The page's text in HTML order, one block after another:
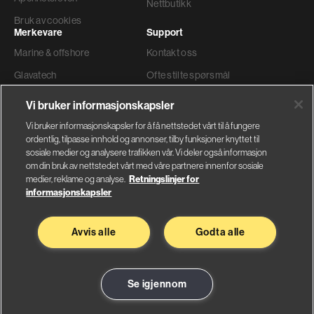
Bruk av cookies
Nettbutikk
Merkevare
Marine & offshore
Glavatech
Weber
Support
Kontakt oss
Ofte stilte spørsmål
Ordre og levering
Faktura adresse
Glava AS
Nybråtveien 2
Saint-Gobain Byggevarer
Sandstuveien 68
Se på kart
Vi bruker informasjonskapsler
Vi bruker informasjonskapsler for å få nettstedet vårt til å fungere
ordentlig, tilpasse innhold og annonser, tilby funksjoner knyttet til
sosiale medier og analysere trafikken vår. Vi deler også informasjon
om din bruk av nettstedet vårt med våre partnere innenfor sosiale
medier, reklame og analyse. Retningslinjer for
informasjonskapsler
Godta alle
Avvis alle
Se igjennom